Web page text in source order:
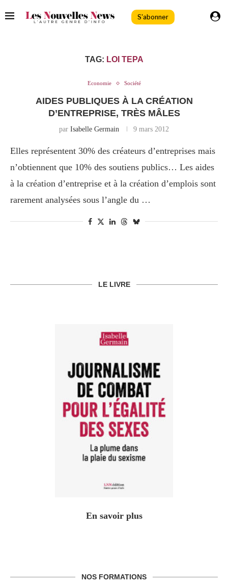
S'abonner
TAG: LOI TEPA
Economie Société
AIDES PUBLIQUES À LA CRÉATION
D’ENTREPRISE, TRÈS MÂLES
par Isabelle Germain 9 mars 2012
Elles représentent 30% des créateurs d’entreprises mais
n’obtiennent que 10% des soutiens publics… Les aides
à la création d’entreprise et à la création d’emplois sont
rarement analysées sous l’angle du …
LE LIVRE
En savoir plus
NOS FORMATIONS